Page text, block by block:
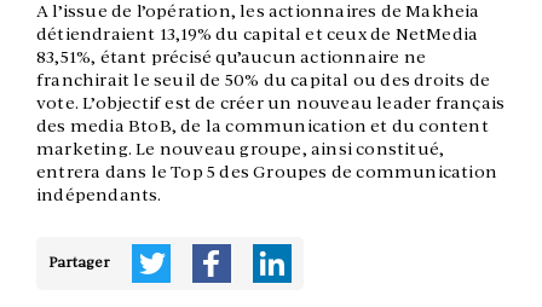
A l’issue de l’opération, les actionnaires de Makheia
détiendraient 13,19% du capital et ceux de NetMedia
83,51%, étant précisé qu’aucun actionnaire ne
franchirait le seuil de 50% du capital ou des droits de
vote. L’objectif est de créer un nouveau leader français
des media BtoB, de la communication et du content
marketing. Le nouveau groupe, ainsi constitué,
entrera dans le Top 5 des Groupes de communication
indépendants.
Partager